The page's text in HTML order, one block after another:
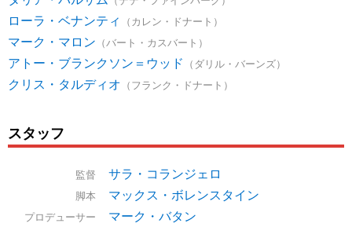
ローラ・ベナンティ （カレン・ドナート）
マーク・マロン （バート・カスバート）
アトー・ブランクソン＝ウッド （ダリル・バーンズ）
クリス・タルディオ （フランク・ドナート）
スタッフ
監督 サラ・コランジェロ
脚本 マックス・ボレンスタイン
プロデューサー
マーク・バタン